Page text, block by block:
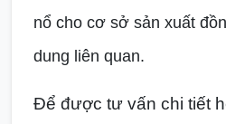
nổ cho cơ sở sản xuất
dung liên quan.
Để được tư vấn chi tiết